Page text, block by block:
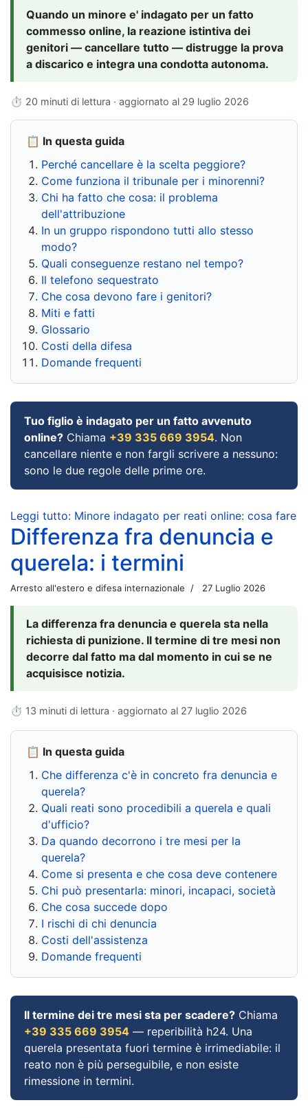
Quando un minore e' indagato per un fatto
commesso online, la reazione istintiva dei
genitori — cancellare tutto — distrugge la prova
a discarico e integra una condotta autonoma.
⏱ 20 minuti di lettura · aggiornato al 29 luglio 2026
📋 In questa guida
Perché cancellare è la scelta peggiore?
Come funziona il tribunale per i minorenni?
Chi ha fatto che cosa: il problema
dell'attribuzione
In un gruppo rispondono tutti allo stesso
modo?
Quali conseguenze restano nel tempo?
Il telefono sequestrato
Che cosa devono fare i genitori?
Miti e fatti
Glossario
Costi della difesa
Domande frequenti
Tuo figlio è indagato per un fatto avvenuto
online? Chiama +39 335 669 3954. Non
cancellare niente e non fargli scrivere a nessuno:
sono le due regole delle prime ore.
Leggi tutto: Minore indagato per reati online: cosa fare
Differenza fra denuncia e
querela: i termini
Arresto all'estero e difesa internazionale 27 Luglio 2026
La differenza fra denuncia e querela sta nella
richiesta di punizione. Il termine di tre mesi non
decorre dal fatto ma dal momento in cui se ne
acquisisce notizia.
⏱ 13 minuti di lettura · aggiornato al 27 luglio 2026
📋 In questa guida
Che differenza c'è in concreto fra denuncia e
querela?
Quali reati sono procedibili a querela e quali
d'ufficio?
Da quando decorrono i tre mesi per la
querela?
Come si presenta e che cosa deve contenere
Chi può presentarla: minori, incapaci, società
Che cosa succede dopo
I rischi di chi denuncia
Costi dell'assistenza
Domande frequenti
Il termine dei tre mesi sta per scadere? Chiama
+39 335 669 3954 — reperibilità h24. Una
querela presentata fuori termine è irrimediabile: il
reato non è più perseguibile, e non esiste
rimessione in termini.